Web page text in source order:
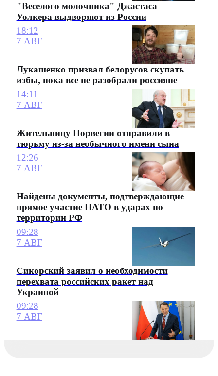
"Веселого молочника" Джастаса
Уолкера выдворяют из России
18:12
7 АВГ
Лукашенко призвал белорусов скупать
избы, пока все не разобрали россияне
14:11
7 АВГ
Жительницу Норвегии отправили в
тюрьму из-за необычного имени сына
12:26
7 АВГ
Найдены документы, подтверждающие
прямое участие НАТО в ударах по
территории РФ
09:28
7 АВГ
Сикорский заявил о необходимости
перехвата российских ракет над
Украиной
09:28
7 АВГ